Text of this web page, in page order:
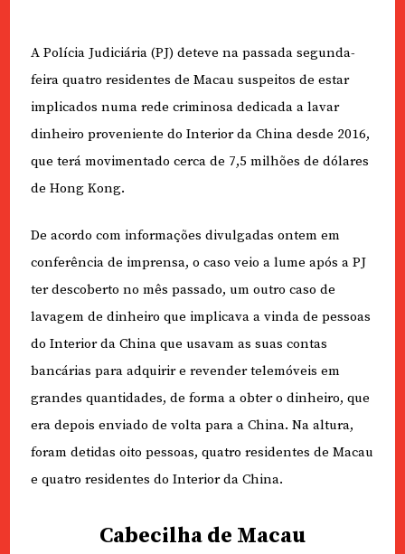
A Polícia Judiciária (PJ) deteve na passada segunda-
feira quatro residentes de Macau suspeitos de estar
implicados numa rede criminosa dedicada a lavar
dinheiro proveniente do Interior da China desde 2016,
que terá movimentado cerca de 7,5 milhões de dólares
de Hong Kong.
De acordo com informações divulgadas ontem em
conferência de imprensa, o caso veio a lume após a PJ
ter descoberto no mês passado, um outro caso de
lavagem de dinheiro que implicava a vinda de pessoas
do Interior da China que usavam as suas contas
bancárias para adquirir e revender telemóveis em
grandes quantidades, de forma a obter o dinheiro, que
era depois enviado de volta para a China. Na altura,
foram detidas oito pessoas, quatro residentes de Macau
e quatro residentes do Interior da China.
Cabecilha de Macau